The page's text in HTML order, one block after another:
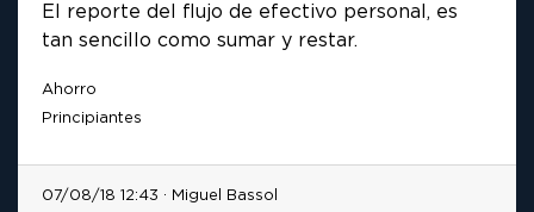
El reporte del flujo de efectivo personal, es
tan sencillo como sumar y restar.
Ahorro
Principiantes
07/08/18 12:43 · Miguel Bassol